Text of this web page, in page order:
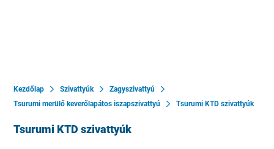
Kezdőlap Szivattyúk
Zagyszivattyú
Tsurumi merülő keverőlapátos iszapszivattyú
Tsurumi KTD szivattyúk
Tsurumi KTD szivattyúk